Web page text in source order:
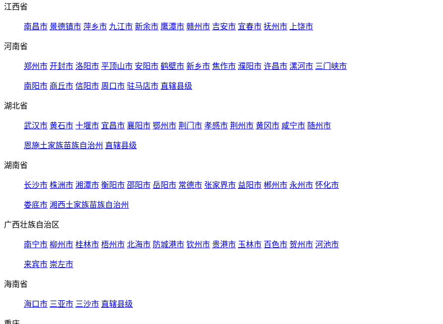
江西省
南昌市 景德镇市 萍乡市 九江市 新余市 鹰潭市 赣州市 吉安市 宜春市 抚州市 上饶市
河南省
郑州市 开封市 洛阳市 平顶山市 安阳市 鹤壁市 新乡市 焦作市 濮阳市 许昌市 漯河市 三门峡市
南阳市 商丘市 信阳市 周口市 驻马店市 直辖县级
湖北省
武汉市 黄石市 十堰市 宜昌市 襄阳市 鄂州市 荆门市 孝感市 荆州市 黄冈市 咸宁市 随州市
恩施土家族苗族自治州 直辖县级
湖南省
长沙市 株洲市 湘潭市 衡阳市 邵阳市 岳阳市 常德市 张家界市 益阳市 郴州市 永州市 怀化市
娄底市 湘西土家族苗族自治州
广西壮族自治区
南宁市 柳州市 桂林市 梧州市 北海市 防城港市 钦州市 贵港市 玉林市 百色市 贺州市 河池市
来宾市 崇左市
海南省
海口市 三亚市 三沙市 直辖县级